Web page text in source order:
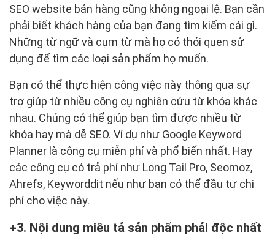
SEO website bán hàng cũng không ngoại lệ. Bạn cần
phải biết khách hàng của bạn đang tìm kiếm cái gì.
Những từ ngữ và cụm từ mà họ có thói quen sử
dụng để tìm các loại sản phẩm họ muốn.
Bạn có thể thực hiện công việc này thông qua sự
trợ giúp từ nhiều công cụ nghiên cứu từ khóa khác
nhau. Chúng có thể giúp bạn tìm được nhiều từ
khóa hay mà dễ SEO. Ví dụ như Google Keyword
Planner là công cụ miễn phí và phổ biến nhất. Hay
các công cụ có trả phí như Long Tail Pro, Seomoz,
Ahrefs, Keyworddit nếu như bạn có thể đầu tư chi
phí cho việc này.
3. Nội dung miêu tả sản phẩm phải độc nhất